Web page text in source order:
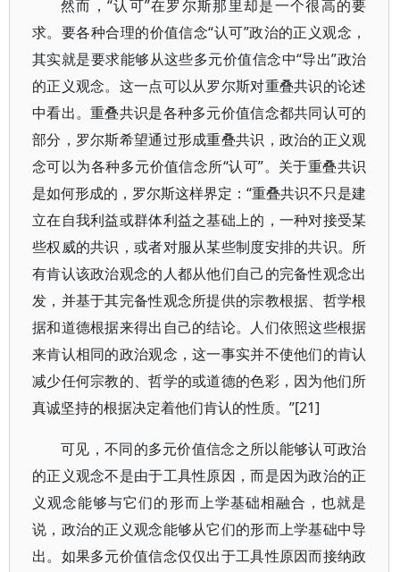
然而，“认可”在罗尔斯那里却是一个很高的要
求。要各种合理的价值信念“认可”政治的正义观念，
其实就是要求能够从这些多元价值信念中“导出”政治
的正义观念。这一点可以从罗尔斯对重叠共识的论述
中看出。重叠共识是各种多元价值信念都共同认可的
部分，罗尔斯希望通过形成重叠共识，政治的正义观
念可以为各种多元价值信念所“认可”。关于重叠共识
是如何形成的，罗尔斯这样界定：“重叠共识不只是建
立在自我利益或群体利益之基础上的，一种对接受某
些权威的共识，或者对服从某些制度安排的共识。所
有肯认该政治观念的人都从他们自己的完备性观念出
发，并基于其完备性观念所提供的宗教根据、哲学根
据和道德根据来得出自己的结论。人们依照这些根据
来肯认相同的政治观念，这一事实并不使他们的肯认
减少任何宗教的、哲学的或道德的色彩，因为他们所
真诚坚持的根据决定着他们肯认的性质。”[21]
可见，不同的多元价值信念之所以能够认可政治
的正义观念不是由于工具性原因，而是因为政治的正
义观念能够与它们的形而上学基础相融合，也就是
说，政治的正义观念能够从它们的形而上学基础中导
出。如果多元价值信念仅仅出于工具性原因而接纳政